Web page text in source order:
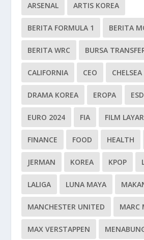
ARSENAL ARTIS KOREA
BERITA FORMULA 1 BERITA
BERITA WRC BURSA
CALIFORNIA CEO CHELSEA
DRAMA KOREA EROPA
EURO 2024 FIA FILM
FINANCE FOOD HEALTH
JERMAN KOREA KPOP
LALIGA LUNA MAYA
MANCHESTER UNITED MARC
MAX VERSTAPPEN